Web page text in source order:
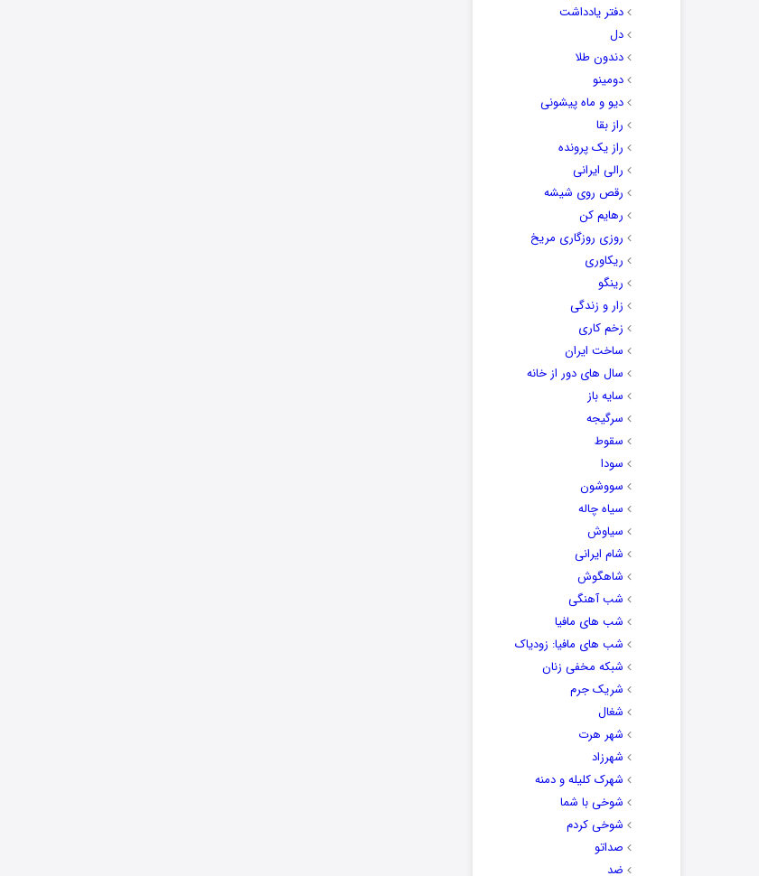
دفتر یادداشت
دل
دندون طلا
دومینو
دیو و ماه پیشونی
راز بقا
راز یک پرونده
رالی ایرانی
رقص روی شیشه
رهایم کن
روزی روزگاری مریخ
ریکاوری
رینگو
زار و زندگی
زخم کاری
ساخت ایران
سال های دور از خانه
سایه باز
سرگیجه
سقوط
سودا
سووشون
سیاه چاله
سیاوش
شام ایرانی
شاهگوش
شب آهنگی
شب های مافیا
شب های مافیا: زودیاک
شبکه مخفی زنان
شریک جرم
شغال
شهر هرت
شهرزاد
شهرک کلیله و دمنه
شوخی با شما
شوخی کردم
صداتو
ضد